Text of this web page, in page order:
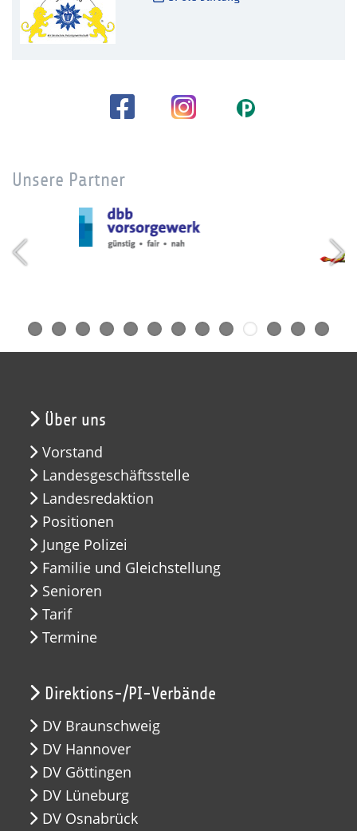
Unsere Partner
Über uns
Vorstand
Landesgeschäftsstelle
Landesredaktion
Positionen
Junge Polizei
Familie und Gleichstellung
Senioren
Tarif
Termine
Direktions-/PI-Verbände
DV Braunschweig
DV Hannover
DV Göttingen
DV Lüneburg
DV Osnabrück